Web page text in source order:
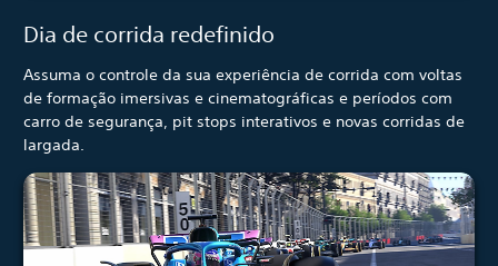
Dia de corrida redefinido
Assuma o controle da sua experiência de corrida com voltas
de formação imersivas e cinematográficas e períodos com
carro de segurança, pit stops interativos e novas corridas de
largada.